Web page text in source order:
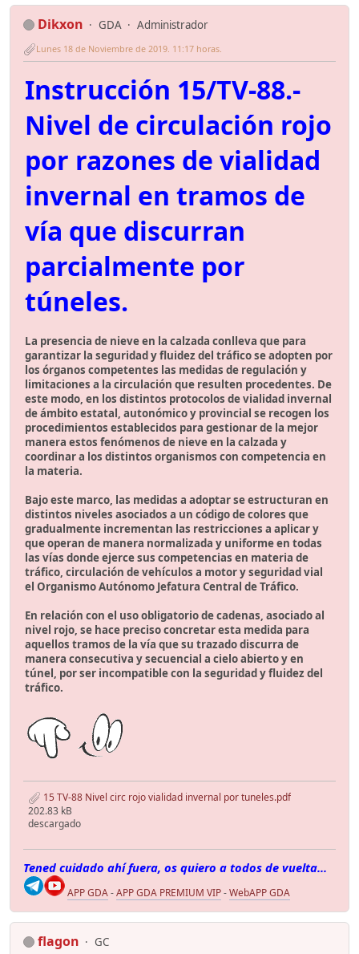
Dikxon GDA Administrador
Lunes 18 de Noviembre de 2019. 11:17 horas.
Instrucción 15/TV-88.-
Nivel de circulación rojo
por razones de vialidad
invernal en tramos de
vía que discurran
parcialmente por
túneles.
La presencia de nieve en la calzada conlleva que para
garantizar la seguridad y fluidez del tráfico se adopten por
los órganos competentes las medidas de regulación y
limitaciones a la circulación que resulten procedentes. De
este modo, en los distintos protocolos de vialidad invernal
de ámbito estatal, autonómico y provincial se recogen los
procedimientos establecidos para gestionar de la mejor
manera estos fenómenos de nieve en la calzada y
coordinar a los distintos organismos con competencia en
la materia.
Bajo este marco, las medidas a adoptar se estructuran en
distintos niveles asociados a un código de colores que
gradualmente incrementan las restricciones a aplicar y
que operan de manera normalizada y uniforme en todas
las vías donde ejerce sus competencias en materia de
tráfico, circulación de vehículos a motor y seguridad vial
el Organismo Autónomo Jefatura Central de Tráfico.
En relación con el uso obligatorio de cadenas, asociado al
nivel rojo, se hace preciso concretar esta medida para
aquellos tramos de la vía que su trazado discurra de
manera consecutiva y secuencial a cielo abierto y en
túnel, por ser incompatible con la seguridad y fluidez del
tráfico.
15 TV-88 Nivel circ rojo vialidad invernal por tuneles.pdf
202.83 kB
descargado
Tened cuidado ahí fuera, os quiero a todos de vuelta...
APP GDA-APP GDA PREMIUM VIP-WebAPP GDA
flagon GC